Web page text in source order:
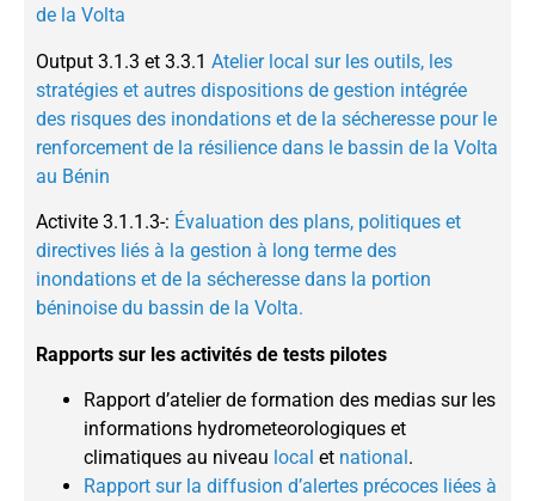
de la Volta
Output 3.1.3 et 3.3.1 Atelier local sur les outils, les
stratégies et autres dispositions de gestion intégrée
des risques des inondations et de la sécheresse pour le
renforcement de la résilience dans le bassin de la Volta
au Bénin
Activite 3.1.1.3-: Évaluation des plans, politiques et
directives liés à la gestion à long terme des
inondations et de la sécheresse dans la portion
béninoise du bassin de la Volta.
Rapports sur les activités de tests pilotes
Rapport d’atelier de formation des medias sur les
informations hydrometeorologiques et
climatiques au niveau local et national.
Rapport sur la diffusion d’alertes précoces liées à